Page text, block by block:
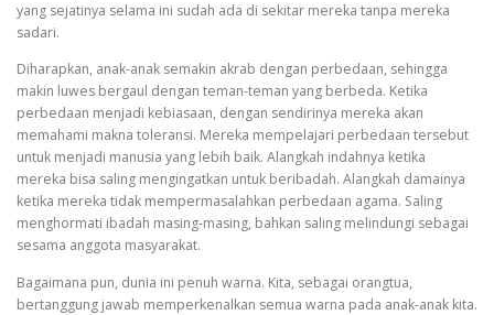
yang sejatinya selama ini sudah ada di sekitar mereka tanpa mereka
sadari.
Diharapkan, anak-anak semakin akrab dengan perbedaan, sehingga
makin luwes bergaul dengan teman-teman yang berbeda. Ketika
perbedaan menjadi kebiasaan, dengan sendirinya mereka akan
memahami makna toleransi. Mereka mempelajari perbedaan tersebut
untuk menjadi manusia yang lebih baik. Alangkah indahnya ketika
mereka bisa saling mengingatkan untuk beribadah. Alangkah damainya
ketika mereka tidak mempermasalahkan perbedaan agama. Saling
menghormati ibadah masing-masing, bahkan saling melindungi sebagai
sesama anggota masyarakat.
Bagaimana pun, dunia ini penuh warna. Kita, sebagai orangtua,
bertanggung jawab memperkenalkan semua warna pada anak-anak kita.